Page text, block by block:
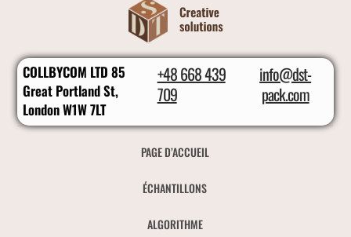
COLLBYCOM LTD 85
Great Portland St,
London W1W 7LT
+48 668 439
709
info@dst-
pack.com
PAGE D’ACCUEIL
ÉCHANTILLONS
ALGORITHME